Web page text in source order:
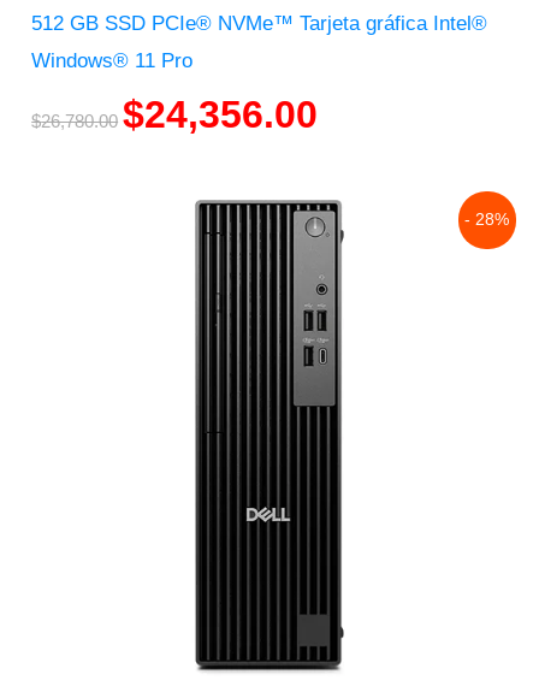
512 GB SSD PCIe® NVMe™ Tarjeta gráfica Intel®
Windows® 11 Pro
$26,780.00 $24,356.00
- 28%
Current
price
$23,925.00.